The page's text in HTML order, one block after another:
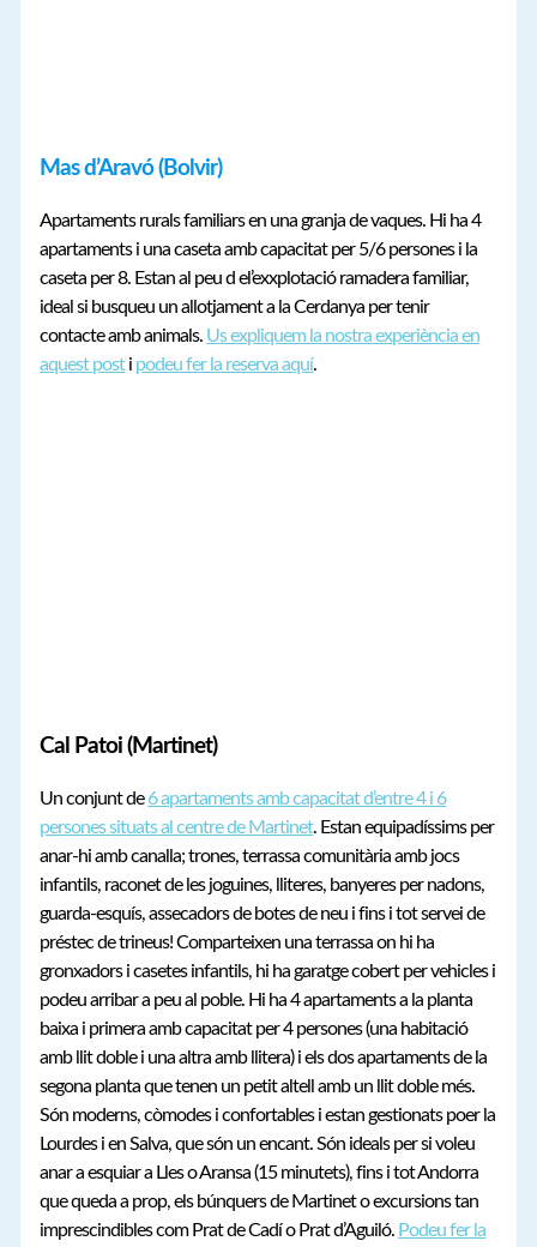
Mas d’Aravó (Bolvir)
Apartaments rurals familiars en una granja de vaques. Hi ha 4
apartaments i una caseta amb capacitat per 5/6 persones i la
caseta per 8. Estan al peu d el’exxplotació ramadera familiar,
ideal si busqueu un allotjament a la Cerdanya per tenir
contacte amb animals. Us expliquem la nostra experiència en
aquest posti podeu fer la reserva aquí.
Cal Patoi (Martinet)
Un conjunt de6 apartaments amb capacitat d’entre 4 i 6
persones situats al centre de Martinet. Estan equipadíssims per
anar-hi amb canalla; trones, terrassa comunitària amb jocs
infantils, raconet de les joguines, lliteres, banyeres per nadons,
guarda-esquís, assecadors de botes de neu i fins i tot servei de
préstec de trineus! Comparteixen una terrassa on hi ha
gronxadors i casetes infantils, hi ha garatge cobert per vehicles i
podeu arribar a peu al poble. Hi ha 4 apartaments a la planta
baixa i primera amb capacitat per 4 persones (una habitació
amb llit doble i una altra amb llitera) i els dos apartaments de la
segona planta que tenen un petit altell amb un llit doble més.
Són moderns, còmodes i confortables i estan gestionats poer la
Lourdes i en Salva, que són un encant. Són ideals per si voleu
anar a esquiar a Lles o Aransa (15 minutets), fins i tot Andorra
que queda a prop, els búnquers de Martinet o excursions tan
imprescindibles com Prat de Cadí o Prat d’Aguiló. Podeu fer la